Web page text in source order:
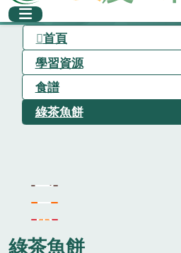
首頁
學習資源
食譜
綠茶魚餅
綠茶魚餅